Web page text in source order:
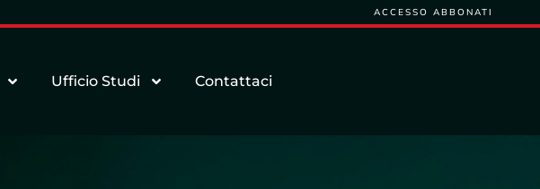
ACCESSO ABBONATI
Ufficio Studi Contattaci